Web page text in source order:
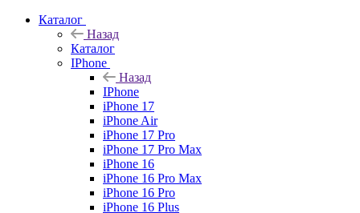
Каталог
Назад
Каталог
IPhone
Назад
IPhone
iPhone 17
iPhone Air
iPhone 17 Pro
iPhone 17 Pro Max
iPhone 16
iPhone 16 Pro Max
iPhone 16 Pro
iPhone 16 Plus